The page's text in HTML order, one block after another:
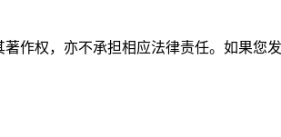
作权，亦不承担相应法律责任。如果您